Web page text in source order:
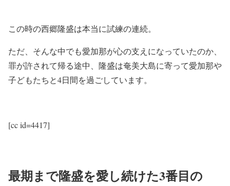
この時の西郷隆盛は本当に試練の連続。
ただ、そんな中でも愛加那が心の支えになっていたのか、
罪が許されて帰る途中、隆盛は奄美大島に寄って愛加那や
子どもたちと4日間を過ごしています。
[cc id=4417]
最期まで隆盛を愛し続けた3番目の